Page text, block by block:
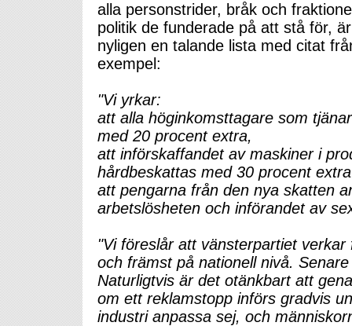
alla personstrider, bråk och
politik de funderade på att stå för,
nyligen en talande lista med citat
exempel:
"Vi yrkar:
att alla höginkomsttagare som
med 20 procent extra,
att införskaffandet av maskiner i
hårdbeskattas med 30 procent
att pengarna från den nya skatten
arbetslösheten och införandet av
"Vi föreslår att vänsterpartiet
och främst på nationell nivå.
Naturligtvis är det otänkbart att
om ett reklamstopp införs gradvis
industri anpassa sej, och